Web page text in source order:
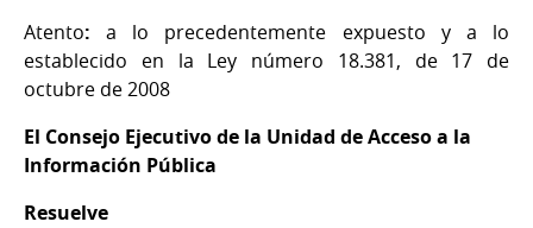
Atento: a lo precedentemente expuesto y a lo
establecido en la Ley número 18.381, de 17 de
octubre de 2008
El Consejo Ejecutivo de la Unidad de Acceso a la
Información Pública
Resuelve